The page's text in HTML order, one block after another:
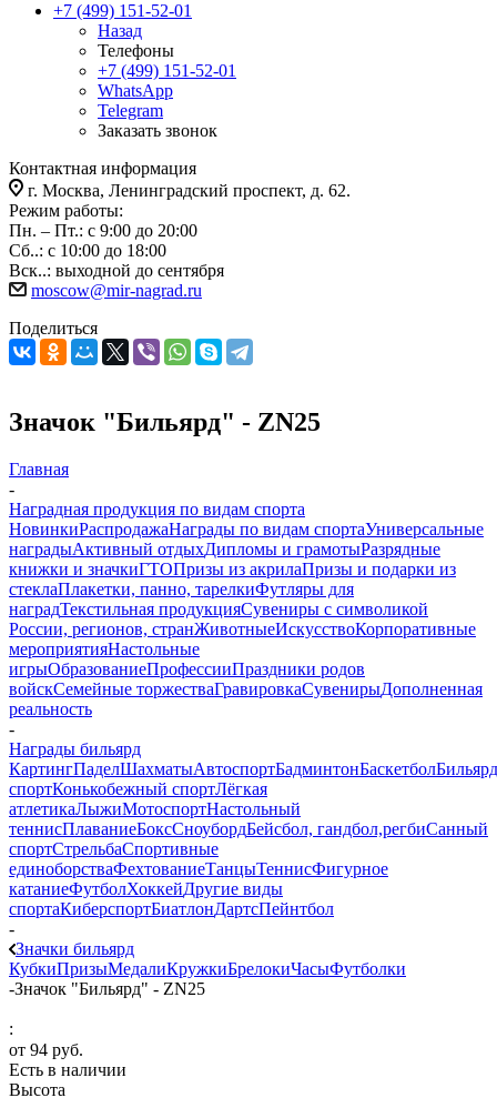
+7 (499) 151-52-01
Назад
Телефоны
+7 (499) 151-52-01
WhatsApp
Telegram
Заказать звонок
Контактная информация
г. Москва, Ленинградский проспект, д. 62.
Режим работы:
Пн. – Пт.: с 9:00 до 20:00
Сб..: с 10:00 до 18:00
Вск..: выходной до сентября
moscow@mir-nagrad.ru
Поделиться
Значок "Бильярд" - ZN25
Главная
-
Наградная продукция по видам спорта
НовинкиРаспродажаНаграды по видам спортаУниверсальные
наградыАктивный отдыхДипломы и грамотыРазрядные
книжки и значкиГТОПризы из акрилаПризы и подарки из
стеклаПлакетки, панно, тарелкиФутляры для
наградТекстильная продукцияСувениры с символикой
России, регионов, странЖивотныеИскусствоКорпоративные
мероприятияНастольные
игрыОбразованиеПрофессииПраздники родов
войскСемейные торжестваГравировкаСувенирыДополненная
реальность
-
Награды бильярд
КартингПаделШахматыАвтоспортБадминтонБаскетболБильярд
спортКонькобежный спортЛёгкая
атлетикаЛыжиМотоспортНастольный
теннисПлаваниеБоксСноубордБейсбол, гандбол,регбиСанный
спортСтрельбаСпортивные
единоборстваФехтованиеТанцыТеннисФигурное
катаниеФутболХоккейДругие виды
спортаКиберспортБиатлонДартсПейнтбол
-
Значки бильярд
КубкиПризыМедалиКружкиБрелокиЧасыФутболки
-Значок "Бильярд" - ZN25
:
от 94 руб.
Есть в наличии
Высота